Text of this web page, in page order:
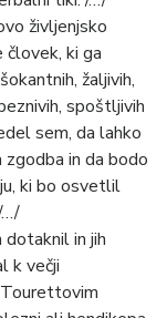
življenjsko
ki ga
žaljivih,
spoštljivih
sem, da lahko
in da bodo
ki bo osvetlil
…/
in jih
k večji